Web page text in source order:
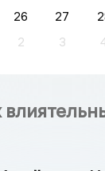
26 27
2 3